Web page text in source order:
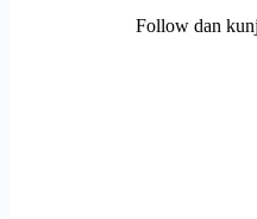
Follow dan